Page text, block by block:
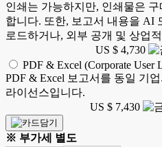
인쇄는 가능하지만, 인쇄물은
합니다. 또한, 보고서 내용을 AI
로드하거나, 외부 공개 및 상업
US $ 4,730
PDF & Excel (Corporate User
PDF & Excel 보고서를 동일 기
라이선스입니다.
US $ 7,430
※ 부가세 별도